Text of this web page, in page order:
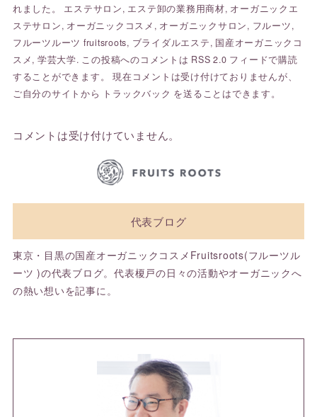
れました。 エステサロン, エステ卸の業務用商材, オーガニックエ
ステサロン, オーガニックコスメ , オーガニックサロン, フルーツ,
フルーツルーツ fruitsroots, ブライダルエステ, 国産オーガニックコ
スメ, 学芸大学. この投稿へのコメントは RSS 2.0 フィードで購読
することができます。 現在コメントは受け付けておりませんが、
ご自分のサイトから トラックバック を送ることはできます。
コメントは受け付けていません。
代表ブログ
東京・目黒の国産オーガニックコスメFruitsroots(フルーツル
ーツ )の代表ブログ。代表榎戸の日々の活動やオーガニックへ
の熱い想いを記事に。